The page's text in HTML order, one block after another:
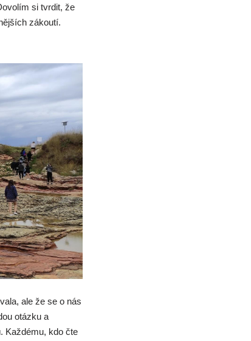
si tvrdit, že
zákoutí.
ale že se o nás
otázku a
Každému, kdo čte